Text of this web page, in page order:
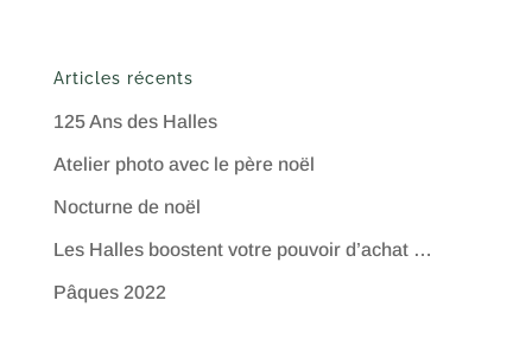
Articles récents
125 Ans des Halles
Atelier photo avec le père noël
Nocturne de noël
Les Halles boostent votre pouvoir d’achat …
Pâques 2022